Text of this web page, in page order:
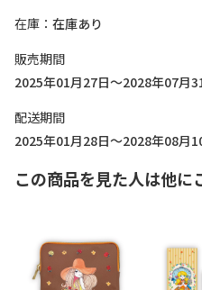
在庫
在庫あり
販売期間
2025年01月27日～2028年07月
配送期間
2025年01月28日～2028年08月
この商品を見た人は他に